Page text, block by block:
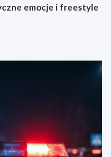
emocje i freestyle